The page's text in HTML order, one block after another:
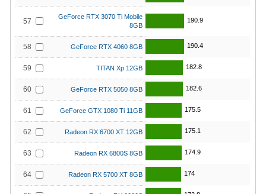
57
GeForce RTX 3070 Ti Mobile
8GB
190.9
58 GeForce RTX 4060 8GB 190.4
59 TITAN Xp 12GB 182.8
60 GeForce RTX 5050 8GB 182.6
61 GeForce GTX 1080 Ti 11GB 175.5
62 Radeon RX 6700 XT 12GB 175.1
63 Radeon RX 6800S 8GB 174.9
64 Radeon RX 5700 XT 8GB 174